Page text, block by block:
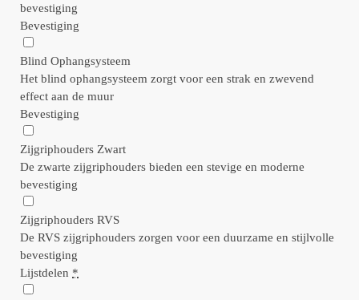
bevestiging
Bevestiging
Blind Ophangsysteem
Het blind ophangsysteem zorgt voor een strak en zwevend
effect aan de muur
Bevestiging
Zijgriphouders Zwart
De zwarte zijgriphouders bieden een stevige en moderne
bevestiging
Zijgriphouders RVS
De RVS zijgriphouders zorgen voor een duurzame en stijlvolle
bevestiging
Lijstdelen *